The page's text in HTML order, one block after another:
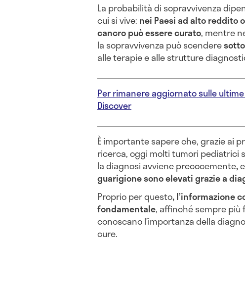
La probabilità di sopravvivenza
cui si vive: nei Paesi ad alto reddito
cancro può essere curato, mentre
la sopravvivenza può scendere
alle terapie e alle strutture
Per rimanere aggiornato sulle
Discover
È importante sapere che, grazie ai
ricerca, oggi molti tumori pediatrici
la diagnosi avviene precocemente,e
guarigione sono elevati grazie a
Proprio per questo, l’informazione
fondamentale, affinché sempre
conoscano l’importanza della
cure.